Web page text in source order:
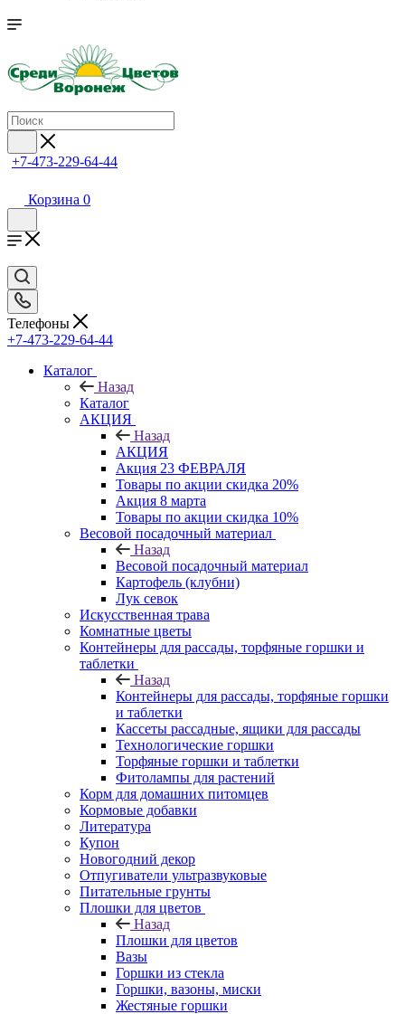
+7-473-229-64-44
Корзина 0
Телефоны
+7-473-229-64-44
Каталог
Назад
Каталог
АКЦИЯ
Назад
АКЦИЯ
Акция 23 ФЕВРАЛЯ
Товары по акции скидка 20%
Акция 8 марта
Товары по акции скидка 10%
Весовой посадочный материал
Назад
Весовой посадочный материал
Картофель (клубни)
Лук севок
Искусственная трава
Комнатные цветы
Контейнеры для рассады, торфяные горшки и
таблетки
Назад
Контейнеры для рассады, торфяные горшки
и таблетки
Кассеты рассадные, ящики для рассады
Технологические горшки
Торфяные горшки и таблетки
Фитолампы для растений
Корм для домашних питомцев
Кормовые добавки
Литература
Купон
Новогодний декор
Отпугиватели ультразвуковые
Питательные грунты
Плошки для цветов
Назад
Плошки для цветов
Вазы
Горшки из стекла
Горшки, вазоны, миски
Жестяные горшки